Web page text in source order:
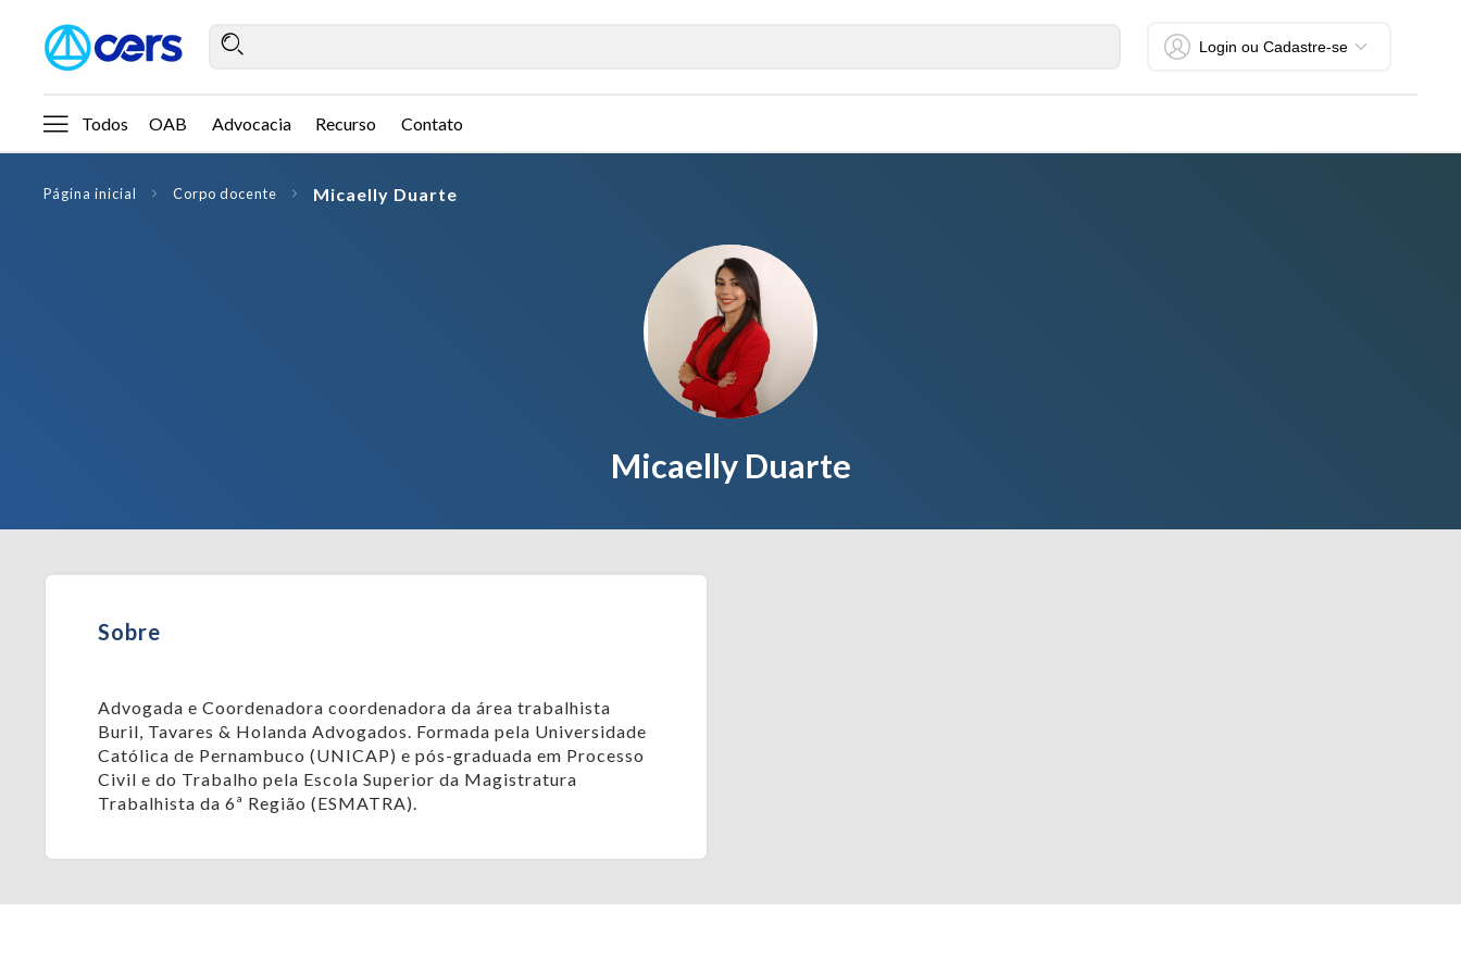
Login ou Cadastre-se
Todos OAB Advocacia Recurso Contato
Página inicial Corpo docente Micaelly Duarte
Micaelly Duarte
Sobre
Advogada e Coordenadora coordenadora da área trabalhista
Buril, Tavares & Holanda Advogados. Formada pela Universidade
Católica de Pernambuco (UNICAP) e pós-graduada em Processo
Civil e do Trabalho pela Escola Superior da Magistratura
Trabalhista da 6ª Região (ESMATRA).